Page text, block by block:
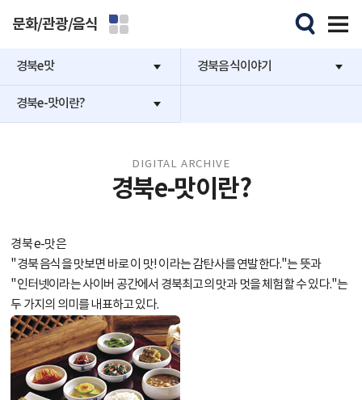
문화/관광/음식
경북e맛 경북음식이야기
경북e-맛이란?
DIGITAL ARCHIVE
경북e-맛이란?
경북 e-맛은
"경북 음식을 맛보면 바로 이 맛!이라는 감탄사를 연발한다."는 뜻과
"인터넷이라는 사이버 공간에서 경북최고의 맛과 멋을 체험할 수 있다."는
두 가지의 의미를 내표하고 있다.